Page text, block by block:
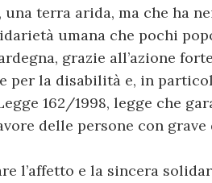
una terra arida, ma che ha
umana che pochi
grazie all’azione
per la disabilità e, in
162/1998, legge che
delle persone con
l’affetto e la sincera